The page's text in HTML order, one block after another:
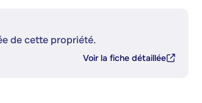
de cette propriété.
Voir la fiche détaillée